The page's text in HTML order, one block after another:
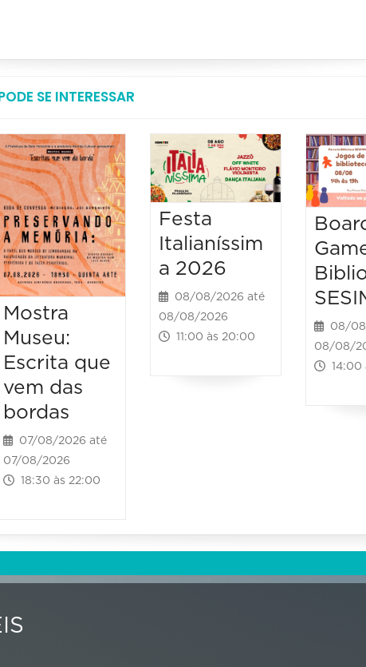
SE INTERESSAR
Mostra
Museu:
Escrita que
vem das
bordas
07/08/2026 até
07/08/2026
18:30 às 22:00
Festa
Italianíssim
a 2026
08/08/2026 até
08/08/2026
11:00 às 20:00
08/
08/08/
14:00